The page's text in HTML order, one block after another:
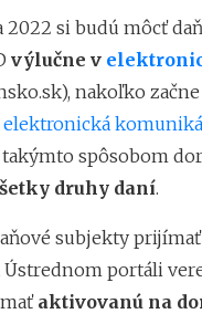
2022 si budú môcť
výlučne v
nakoľko
takýmto spôsobom
druhy daní.
subjekty prijímať
portáli
aktivovanú na